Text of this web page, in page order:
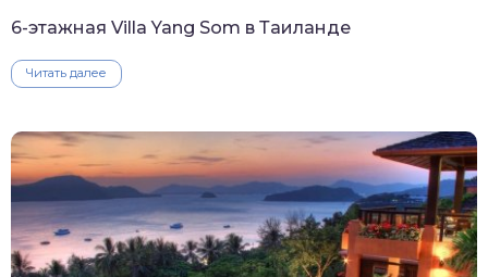
6-этажная Villa Yang Som в Таиланде
Читать далее